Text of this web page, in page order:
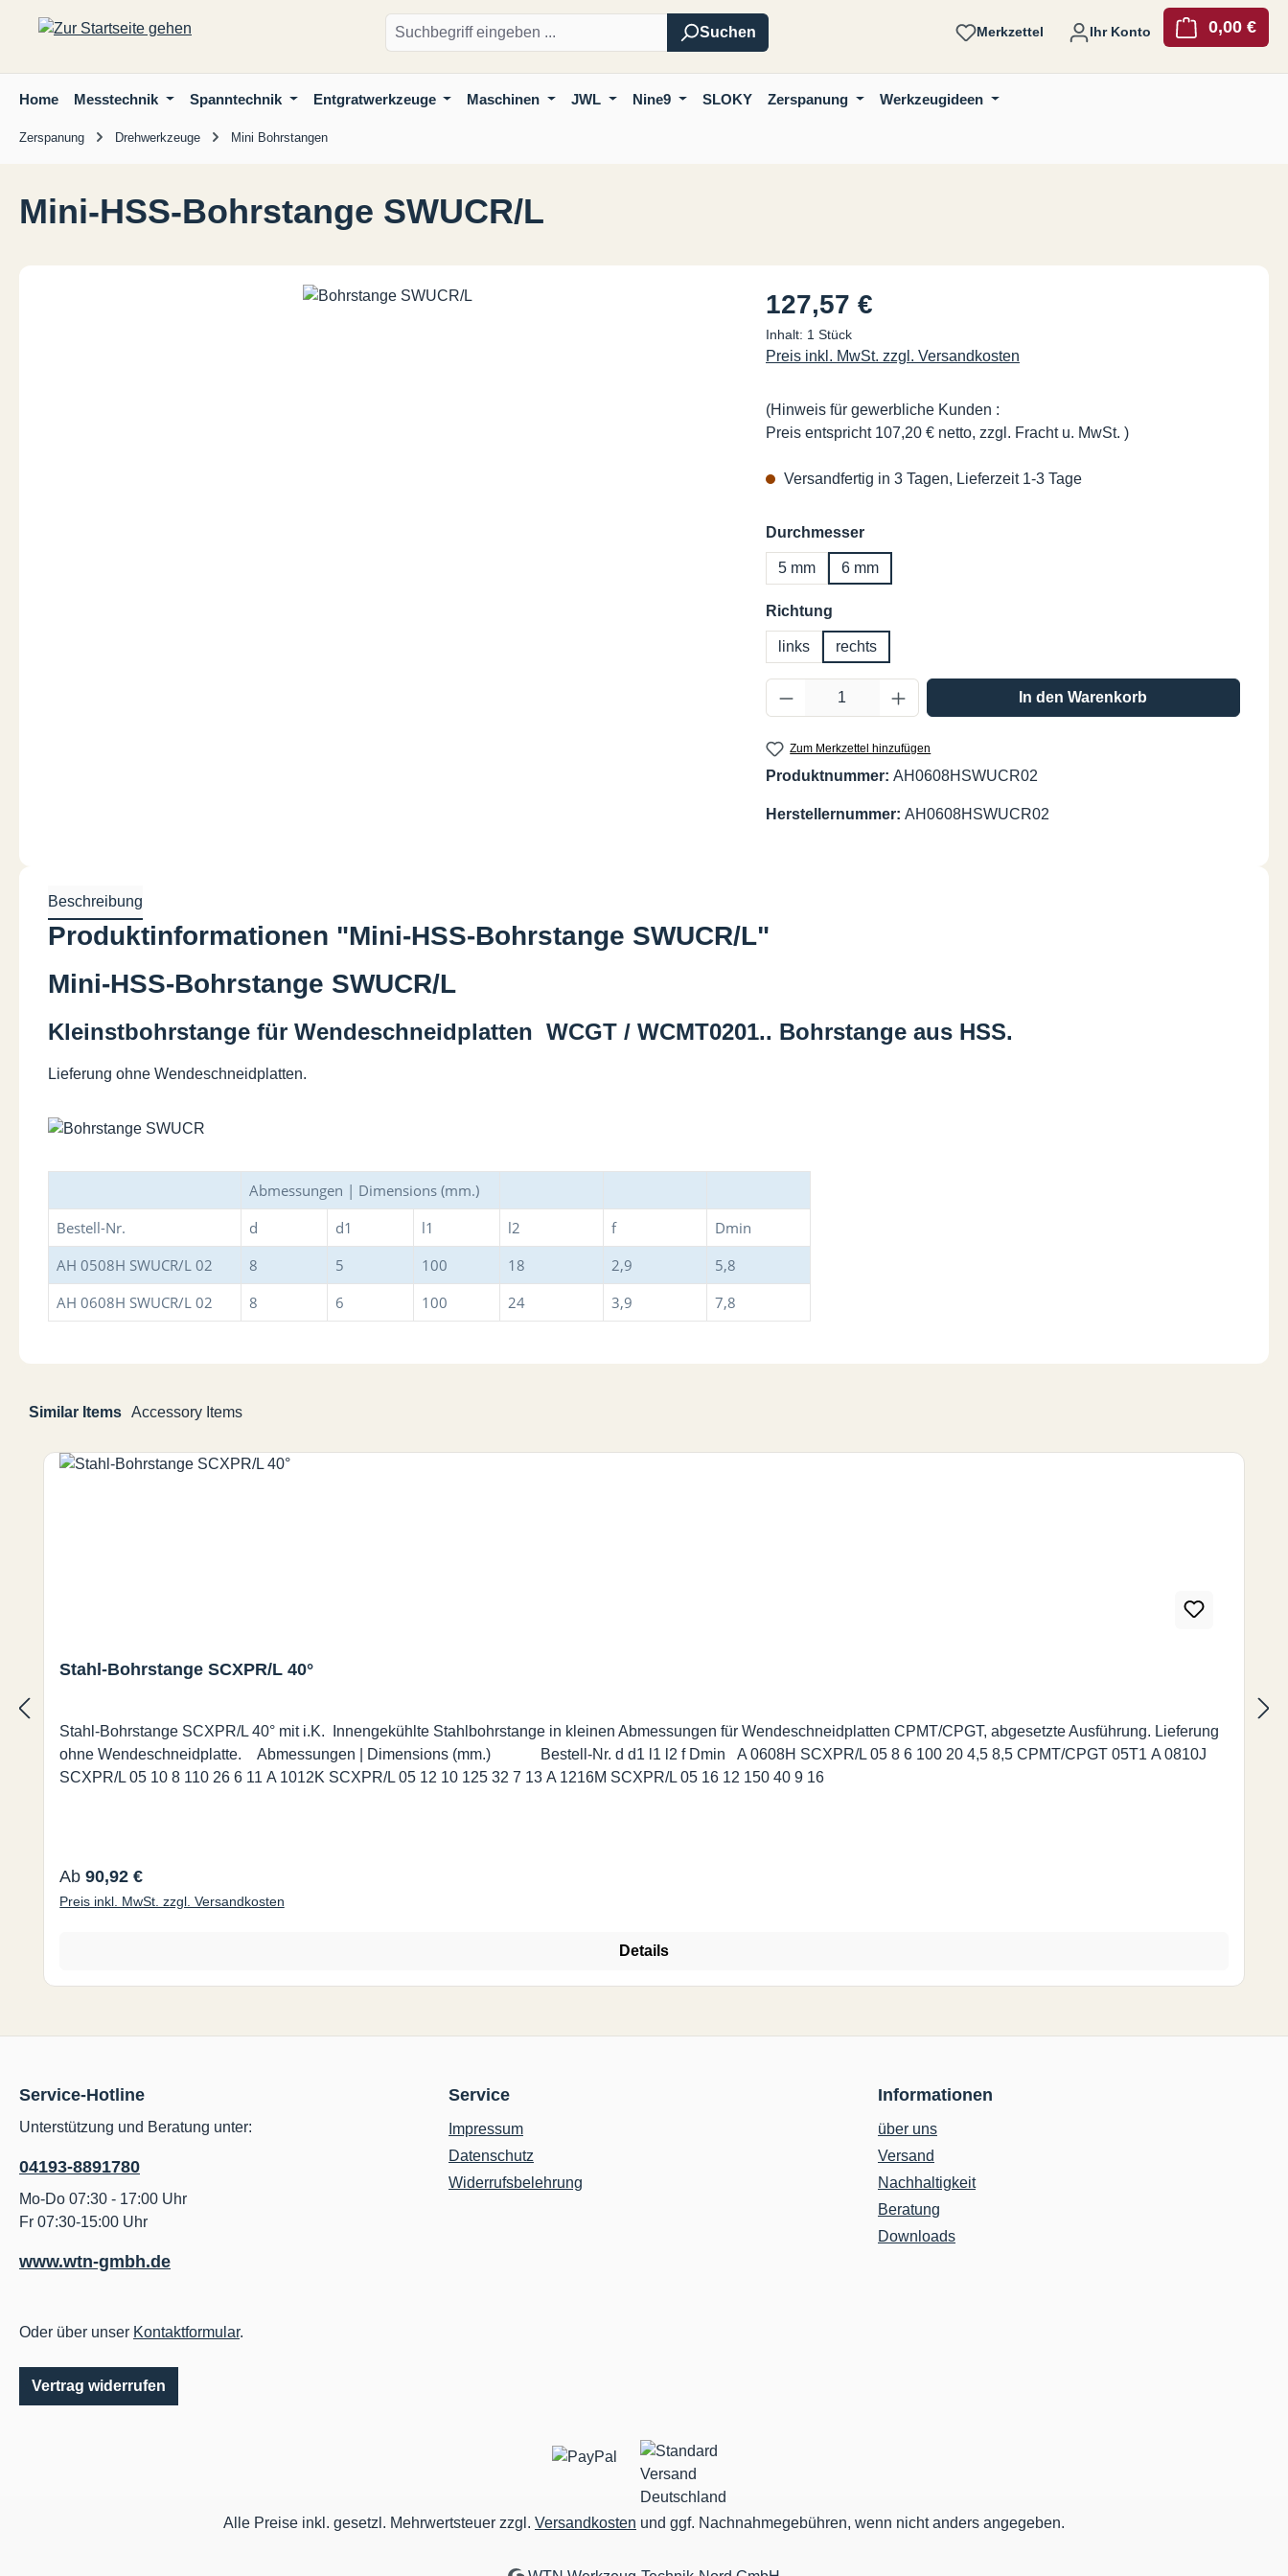
Hauptinhalt springen
Zur Suche springen
Zur Hauptnavigation springen
Suchen Merkzettel Ihr Konto 0,00 €
Home Messtechnik Spanntechnik Entgratwerkzeuge Maschinen JWL Nine9 SLOKY Zerspanung Werkzeugideen
Zerspanung Drehwerkzeuge Mini Bohrstangen
Mini-HSS-Bohrstange SWUCR/L
Regulärer Preis:
127,57 €
Inhalt: 1 Stück
Preis inkl. MwSt. zzgl. Versandkosten
(Hinweis für gewerbliche Kunden :
Preis entspricht 107,20 € netto, zzgl. Fracht u. MwSt. )
Versandfertig in 3 Tagen, Lieferzeit 1-3 Tage
Durchmesserauswählen
5 mm 6 mm
Richtung
links rechts
Produkt Anzahl: Gib den gewünschten Wert ein
In den Warenkorb
Zum Merkzettel hinzufügen
Produktnummer: AH0608HSWUCR02
Herstellernummer: AH0608HSWUCR02
Beschreibung
Produktinformationen "Mini-HSS-Bohrstange SWUCR/L"
Mini-HSS-Bohrstange SWUCR/L
Kleinstbohrstange für Wendeschneidplatten WCGT / WCMT0201.. Bohrstange aus HSS.
Lieferung ohne Wendeschneidplatten.
Abmessungen | Dimensions (mm.)
Bestell-Nr.
d d1 l1 l2 f
Dmin
AH 0508H SWUCR/L 02
8 5 100 18 2,9
5,8
AH 0608H SWUCR/L 02
8 6 100 24 3,9 7,8
Similar Items Accessory Items
Stahl-Bohrstange SCXPR/L 40°
Stahl-Bohrstange SCXPR/L 40° mit i.K. Innengekühlte Stahlbohrstange in kleinen Abmessungen für Wendeschneidplatten CPMT/CPGT, abgesetzte Ausführung. Lieferung
ohne Wendeschneidplatte. Abmessungen | Dimensions (mm.) Bestell-Nr. d d1 l1 l2 f Dmin A 0608H SCXPR/L 05 8 6 100 20 4,5 8,5 CPMT/CPGT 05T1 A 0810J
SCXPR/L 05 10 8 110 26 6 11 A 1012K SCXPR/L 05 12 10 125 32 7 13 A 1216M SCXPR/L 05 16 12 150 40 9 16
Regulärer Preis:
Ab 90,92 €
Preis inkl. MwSt. zzgl. Versandkosten
Details
Service-Hotline
Unterstützung und Beratung unter:
04193-8891780
Mo-Do 07:30 - 17:00 Uhr
Fr 07:30-15:00 Uhr
www.wtn-gmbh.de
Oder über unser Kontaktformular.
Vertrag widerrufen
Service
Impressum
Datenschutz
Widerrufsbelehrung
Informationen
über uns
Versand
Nachhaltigkeit
Beratung
Downloads
Alle Preise inkl. gesetzl. Mehrwertsteuer zzgl. Versandkosten und ggf. Nachnahmegebühren, wenn nicht anders angegeben.